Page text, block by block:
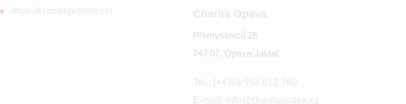
Přemyslovců 26
747 07, Opava-Jaktař